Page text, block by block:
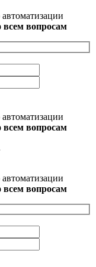
всем вопросам
всем вопросам
всем вопросам